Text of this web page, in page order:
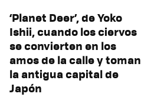
‘Planet Deer’, de Yoko
Ishii, cuando los ciervos
se convierten en los
amos de la calle y toman
la antigua capital de
Japón